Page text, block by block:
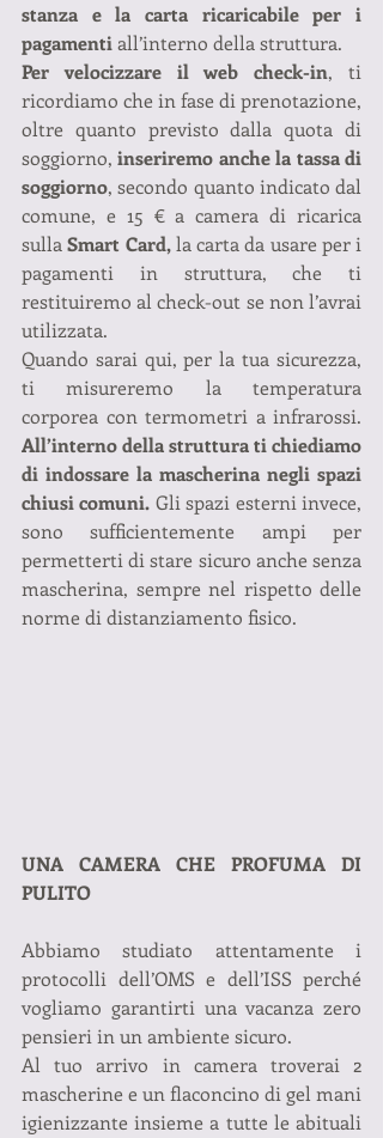
stanza e la carta ricaricabile per i
pagamenti all’interno della struttura.
Per velocizzare il web check-in, ti
ricordiamo che in fase di prenotazione,
oltre quanto previsto dalla quota di
soggiorno, inseriremo anche la tassa di
soggiorno, secondo quanto indicato dal
comune, e 15 € a camera di ricarica
sulla Smart Card, la carta da usare per i
pagamenti in struttura, che ti
restituiremo al check-out se non l’avrai
utilizzata.
Quando sarai qui, per la tua sicurezza,
ti misureremo la temperatura
All’interno della struttura ti chiediamo
di indossare la mascherina negli spazi
chiusi comuni. Gli spazi esterni invece,
sono sufficientemente ampi per
permetterti di stare sicuro anche senza
mascherina, sempre nel rispetto delle
norme di distanziamento fisico.
UNA CAMERA CHE PROFUMA DI
PULITO
Abbiamo studiato attentamente i
protocolli dell’OMS e dell’ISS perché
vogliamo garantirti una vacanza zero
pensieri in un ambiente sicuro.
Al tuo arrivo in camera troverai 2
mascherine e un flaconcino di gel mani
igienizzante insieme a tutte le abituali